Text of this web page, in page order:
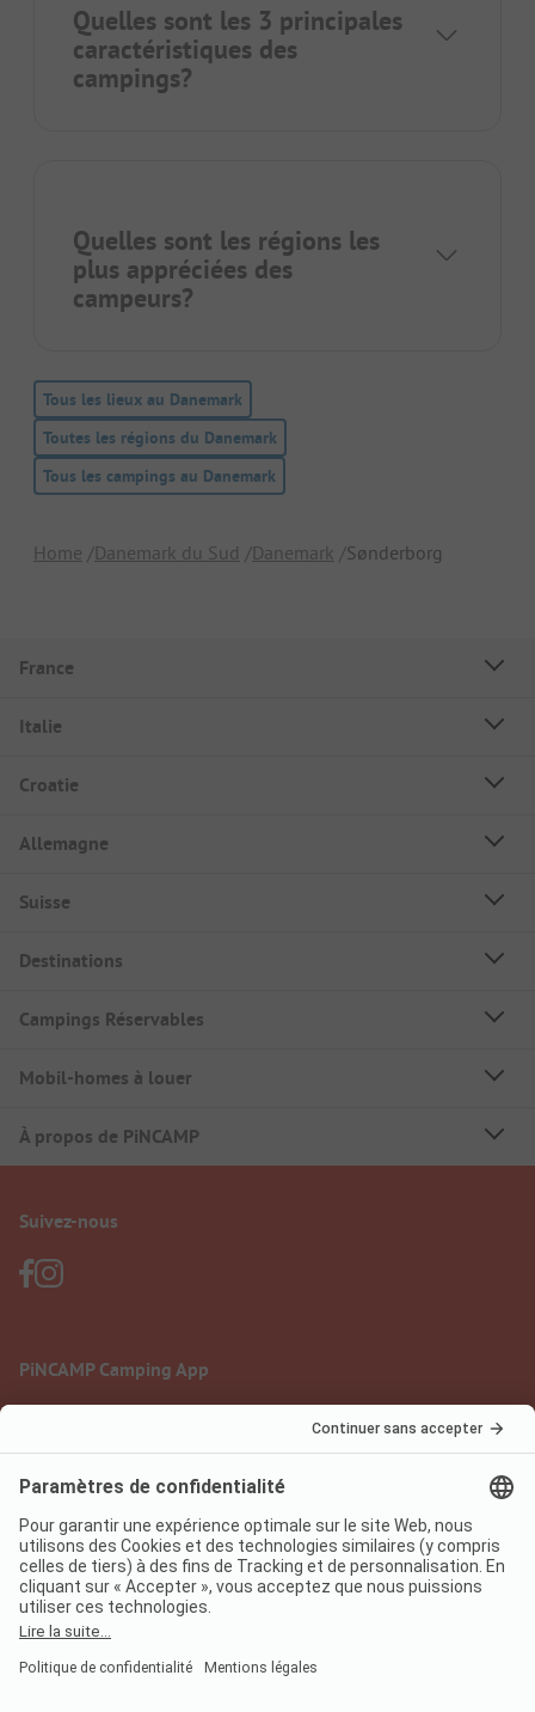
Quelles sont les 3 principales
caractéristiques des
campings?
Quelles sont les régions les
plus appréciées des
campeurs?
Tous les lieux au Danemark
Toutes les régions du Danemark
Tous les campings au Danemark
Home Danemark du Sud Danemark Sønderborg
France
Italie
Croatie
Allemagne
Suisse
Destinations
Campings Réservables
Mobil-homes à louer
À propos de PiNCAMP
Suivez-nous
PiNCAMP Camping App
Mentions légales
Protection des données
Conditions d'utilisation
Règlement sur les services numériques